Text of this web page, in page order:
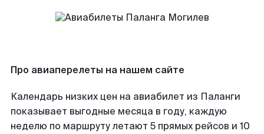
Про авиаперелеты на нашем сайте
Календарь низких цен на авиабилет из Паланги
показывает выгодные месяца в году, каждую
неделю по маршруту летают 5 прямых рейсов и 10